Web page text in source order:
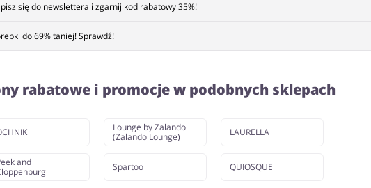
się do newslettera i zgarnij kod rabatowy 35%!
do 69% taniej! Sprawdź!
rabatowe i promocje w podobnych sklepach
and
Lounge by Zalando
(Zalando Lounge)
Spartoo
LAURELLA
QUIOSQUE